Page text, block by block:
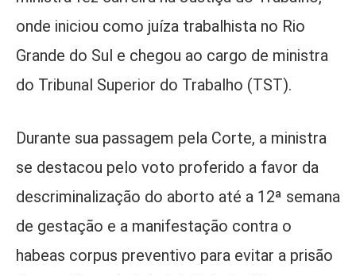
onde iniciou como juíza trabalhista no Rio
Grande do Sul e chegou ao cargo de ministra
do Tribunal Superior do Trabalho (TST).
Durante sua passagem pela Corte, a ministra
se destacou pelo voto proferido a favor da
descriminalização do aborto até a 12ª semana
de gestação e a manifestação contra o
habeas corpus preventivo para evitar a prisão